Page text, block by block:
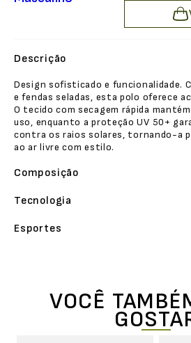
Descrição
Design sofisticado e funcionalidade.
e fendas seladas, esta polo oferece
O tecido com secagem rápida
uso, enquanto a proteção UV 50+
contra os raios solares, tornando-a
ao ar livre com estilo.
Composição
Tecnologia
Esportes
VOCÊ